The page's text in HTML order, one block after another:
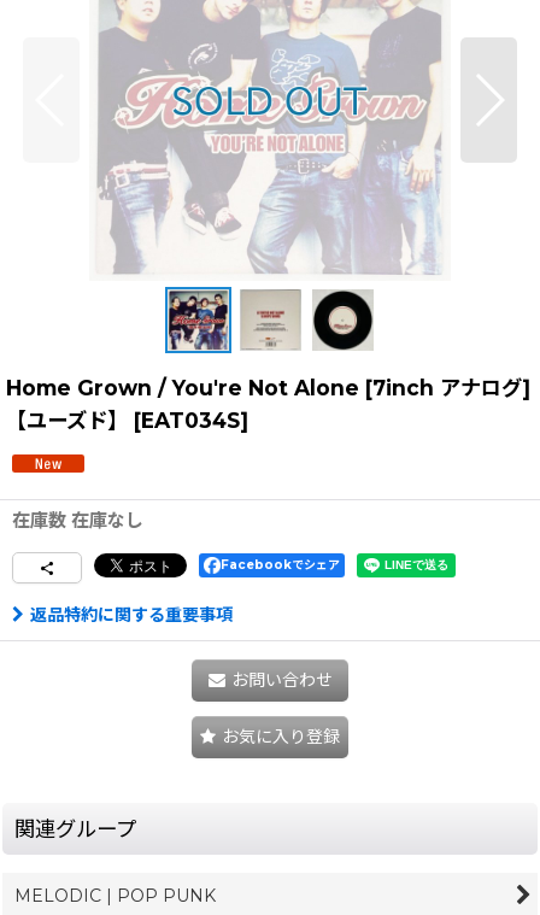
Home Grown / You're Not Alone [7inch アナログ]
【ユーズド】
[EAT034S]
在庫数 在庫なし
Facebookでシェア
返品特約に関する重要事項
お問い合わせ
お気に入り登録
関連グループ
MELODIC | POP PUNK